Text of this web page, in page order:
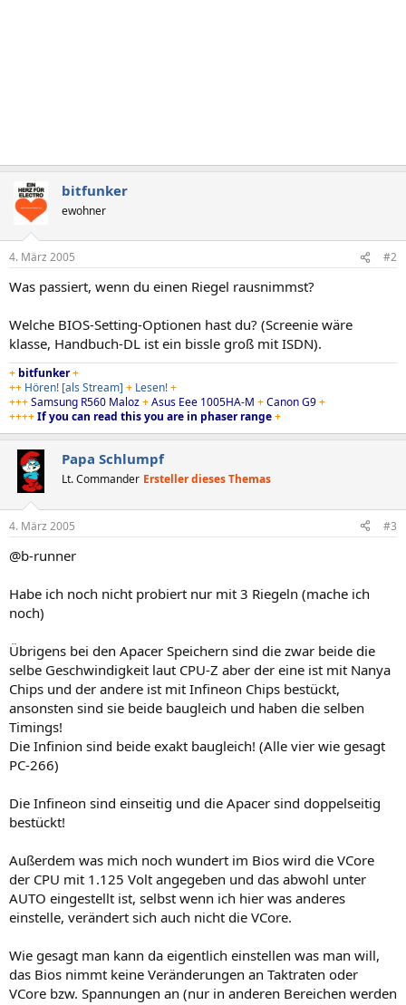
bitfunker
ewohner
4. März 2005 #2
Was passiert, wenn du einen Riegel rausnimmst?
Welche BIOS-Setting-Optionen hast du? (Screenie wäre
klasse, Handbuch-DL ist ein bissle groß mit ISDN).
+ bitfunker+
++ Hören! [als Stream] + Lesen!+
+++Samsung R560 Maloz+Asus Eee 1005HA-M +Canon G9+
++++If you can read this you are in phaser range+
Papa Schlumpf
Lt. Commander Ersteller dieses Themas
4. März 2005 #3
@b-runner
Habe ich noch nicht probiert nur mit 3 Riegeln (mache ich
noch)
Übrigens bei den Apacer Speichern sind die zwar beide die
selbe Geschwindigkeit laut CPU-Z aber der eine ist mit Nanya
Chips und der andere ist mit Infineon Chips bestückt,
ansonsten sind sie beide baugleich und haben die selben
Timings!
Die Infinion sind beide exakt baugleich! (Alle vier wie gesagt
PC-266)
Die Infineon sind einseitig und die Apacer sind doppelseitig
bestückt!
Außerdem was mich noch wundert im Bios wird die VCore
der CPU mit 1.125 Volt angegeben und das abwohl unter
AUTO eingestellt ist, selbst wenn ich hier was anderes
einstelle, verändert sich auch nicht die VCore.
Wie gesagt man kann da eigentlich einstellen was man will,
das Bios nimmt keine Veränderungen an Taktraten oder
VCore bzw. Spannungen an (nur in anderen Bereichen werden